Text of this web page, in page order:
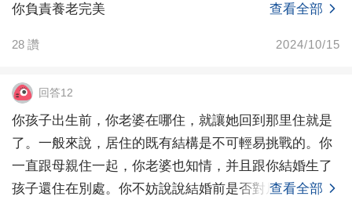
你負責養老完美
查看全部
28 讚 2024/10/15
回答12
你孩子出生前，你老婆在哪住，就讓她回到那里住就是
了。一般來說，居住的既有結構是不可輕易挑戰的。你
一直跟母親住一起，你老婆也知情，并且跟你結婚生了
孩子還住在別處。你不妨說說結婚前是否對居住安排進
查看全部